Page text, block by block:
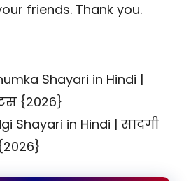
friends. Thank you.
Shayari in Hindi |
{2026}
Shayari in Hindi | सादगी